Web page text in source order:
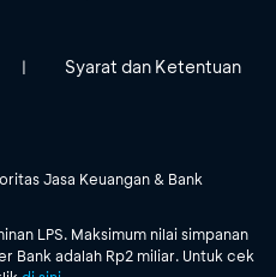
| Syarat dan Ketentuan
Jasa Keuangan & Bank
LPS. Maksimum nilai simpanan
Bank adalah Rp2 miliar. Untuk cek